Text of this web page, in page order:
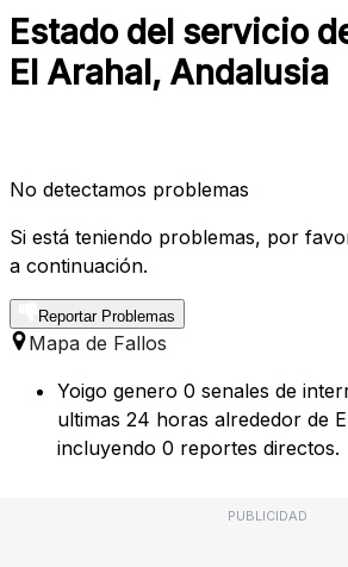
Estado del servicio
El Arahal, Andalusia
No detectamos problemas
Si está teniendo problemas, por
a continuación.
Reportar Problemas
Mapa de Fallos
Yoigo genero 0 senales de
ultimas 24 horas alrededor de
incluyendo 0 reportes directos.
PUBLICIDAD